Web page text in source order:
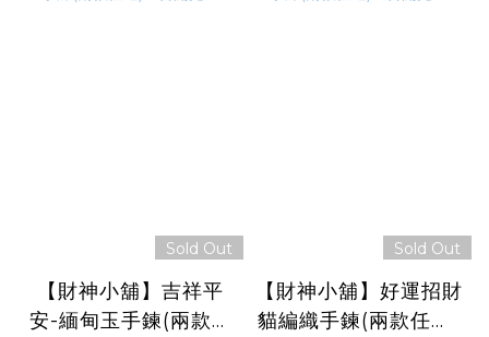
Sold Out
【財神小舖】吉祥平
安-緬甸玉手鍊(兩款任
Sold Out
【財神小舖】好運招財
貓編織手鍊(兩款任選)